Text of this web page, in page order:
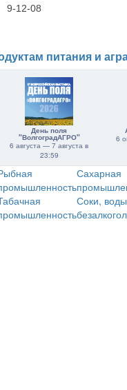
9-12-08
питания и
День поля
"ВолгоградАГРО"
6 августа — 7 августа в
23:59
6
Сахарная
Соки,